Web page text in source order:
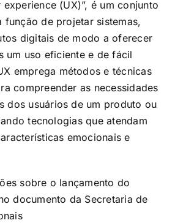
(UX)”, é um conjunto
função de projetar sistemas,
digitais de modo a oferecer
um uso eficiente e de fácil
emprega métodos e técnicas
compreender as necessidades
dos usuários de um produto ou
tecnologias que atendam
emocionais e
sobre o lançamento do
documento da Secretaria de